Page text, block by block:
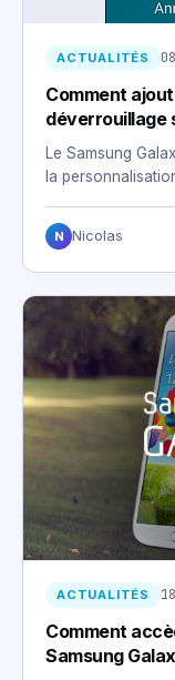
ACTUALITÉS
Comment
déverrouillage
Le Samsung
la
N Nicolas
ACTUALITÉS
Comment
Samsung